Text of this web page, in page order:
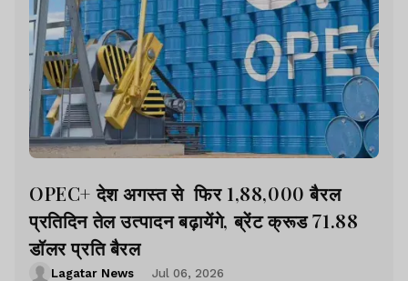
OPEC+ देश अगस्त से फिर 1,88,000 बैरल
प्रतिदिन तेल उत्पादन बढ़ायेंगे, ब्रेंट क्रूड 71.88
डॉलर प्रति बैरल
Lagatar News
Jul 06, 2026